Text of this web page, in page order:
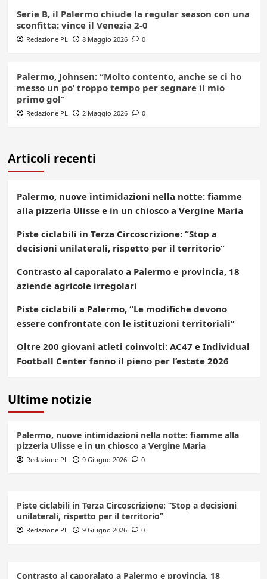
Serie B, il Palermo chiude la regular season con una
sconfitta: vince il Venezia 2-0
Redazione PL 8 Maggio 2026 0
Palermo, Johnsen: “Molto contento, anche se ci ho
messo un po’ troppo tempo per segnare il mio
primo gol”
Redazione PL 2 Maggio 2026 0
Articoli recenti
Palermo, nuove intimidazioni nella notte: fiamme
alla pizzeria Ulisse e in un chiosco a Vergine Maria
Piste ciclabili in Terza Circoscrizione: “Stop a
decisioni unilaterali, rispetto per il territorio”
Contrasto al caporalato a Palermo e provincia, 18
aziende agricole irregolari
Piste ciclabili a Palermo, “Le modifiche devono
essere confrontate con le istituzioni territoriali”
Oltre 200 giovani atleti coinvolti: AC47 e Individual
Football Center fanno il pieno per l’estate 2026
Ultime notizie
Palermo, nuove intimidazioni nella notte: fiamme alla
pizzeria Ulisse e in un chiosco a Vergine Maria
Redazione PL 9 Giugno 2026 0
Piste ciclabili in Terza Circoscrizione: “Stop a decisioni
unilaterali, rispetto per il territorio”
Redazione PL 9 Giugno 2026 0
Contrasto al caporalato a Palermo e provincia, 18